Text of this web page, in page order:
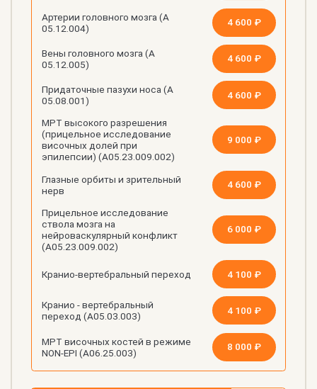
Артерии головного мозга (А
05.12.004)
4 600 ₽
Вены головного мозга (А
05.12.005)
4 600 ₽
Придаточные пазухи носа (А
05.08.001)
4 600 ₽
МРТ высокого разрешения
(прицельное исследование
височных долей при
эпилепсии) (А05.23.009.002)
9 000 ₽
Глазные орбиты и зрительный
нерв
4 600 ₽
Прицельное исследование
ствола мозга на
нейроваскулярный конфликт
(А05.23.009.002)
6 000 ₽
Кранио-вертебральный переход 4 100 ₽
Кранио - вертебральный
переход (А05.03.003)
4 100 ₽
МРТ височных костей в режиме
NON-EPI (А06.25.003)
8 000 ₽